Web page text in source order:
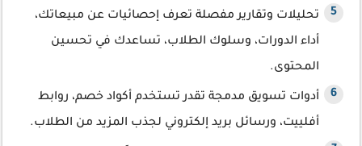
تحليلات وتقارير مفصلة تعرف إحصائيات عن مبيعاتك،
أداء الدورات، وسلوك الطلاب، تساعدك في تحسين
المحتوى.
أدوات تسويق مدمجة تقدر تستخدم أكواد خصم، روابط
أفلييت، ورسائل بريد إلكتروني لجذب المزيد من الطلاب.